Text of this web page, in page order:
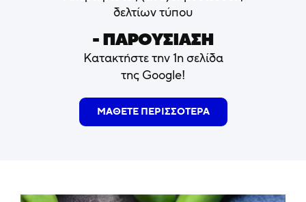
δελτίων τύπου
- ΠΑΡΟΥΣΙΑΣΗ
Κατακτήστε την 1η σελίδα
της Google!
ΜΑΘΕΤΕ ΠΕΡΙΣΣΟΤΕΡΑ